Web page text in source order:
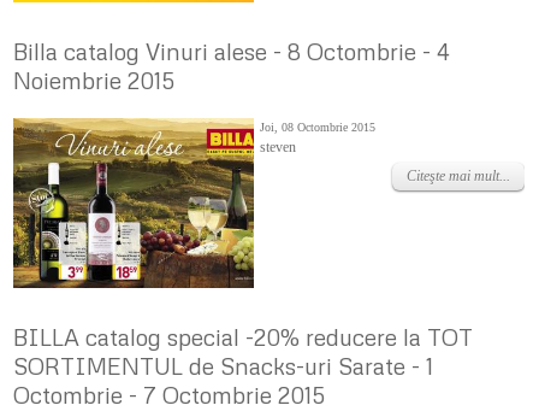
Billa catalog Vinuri alese - 8 Octombrie - 4
Noiembrie 2015
Joi, 08 Octombrie 2015
steven
Citeşte mai mult...
BILLA catalog special -20% reducere la TOT
SORTIMENTUL de Snacks-uri Sarate - 1
Octombrie - 7 Octombrie 2015